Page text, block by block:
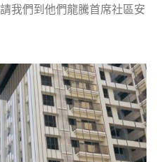
我們到他們龍騰首席社區安